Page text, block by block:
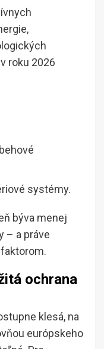
roku 2026
systémy.
býva menej
– a práve
ochrana
klesá, na
európskeho